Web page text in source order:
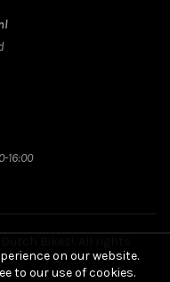
16:00
on our website.
to our use of cookies.